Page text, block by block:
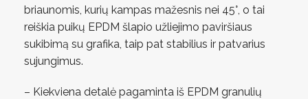
briaunomis, kurių kampas mažesnis nei 45°, o tai
reiškia puikų EPDM šlapio užliejimo paviršiaus
sukibimą su grafika, taip pat stabilius ir patvarius
sujungimus.
– Kiekviena detalė pagaminta iš EPDM granulių